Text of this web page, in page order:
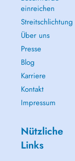
einreichen
Streitschlichtung
Über uns
Presse
Blog
Karriere
Kontakt
Impressum
Nützliche
Links